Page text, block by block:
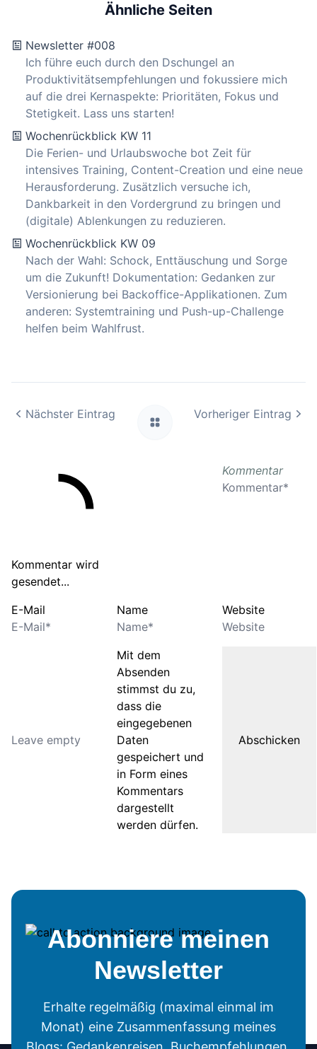
Ähnliche Seiten
Newsletter #008
Ich führe euch durch den Dschungel an
Produktivitätsempfehlungen und fokussiere mich
auf die drei Kernaspekte: Prioritäten, Fokus und
Stetigkeit. Lass uns starten!
Wochenrückblick KW 11
Die Ferien- und Urlaubswoche bot Zeit für
intensives Training, Content-Creation und eine neue
Herausforderung. Zusätzlich versuche ich,
Dankbarkeit in den Vordergrund zu bringen und
(digitale) Ablenkungen zu reduzieren.
Wochenrückblick KW 09
Nach der Wahl: Schock, Enttäuschung und Sorge
um die Zukunft! Dokumentation: Gedanken zur
Versionierung bei Backoffice-Applikationen. Zum
anderen: Systemtraining und Push-up-Challenge
helfen beim Wahlfrust.
Nächster Eintrag Vorheriger Eintrag
Kommentar wird
gesendet...
Kommentar
E-Mail Name Website
Mit dem
Absenden
stimmst du zu,
dass die
eingegebenen
Daten
gespeichert und
in Form eines
Kommentars
dargestellt
werden dürfen.
Abonniere meinen
Newsletter
Erhalte regelmäßig (maximal einmal im
Monat) eine Zusammenfassung meines